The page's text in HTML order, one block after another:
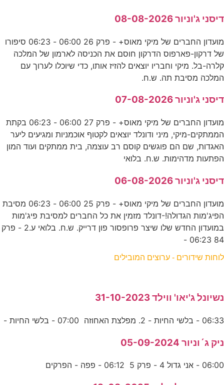
דיסני ג'וניור 08-08-2026
מועדון החברים של מיקי מאוס+ - פרק 26 06:00 - 06:23 סיפורו
של דרקון-פארפוס הדרקון חוסם את הכניסה לארמון של המלכה
קלרה-בל. מיקי וחבריו יוצאים להזיז אותו, כדי שיוכלו לערוך עם
המלכה מסיבת תה. ש.ח.
דיסני ג'וניור 07-08-2026
מועדון החברים של מיקי מאוס+ - פרק 27 06:00 - 06:23 בקתת
הממתקים-מיקי, מיני ודונלד יוצאים לקטוף אוכמניות ומגיעים ליער
האגדות, שם הם פוגשים קוסם רב עוצמה, בית ממתקים ועוד המון
הפתעות מדהימות. ש.ח. בלואי
דיסני ג'וניור 06-08-2026
מועדון החברים של מיקי מאוס+ - פרק 25 06:00 - 06:23 מסיבת
הפיג'מות הגדולה!-דונלד מזמין את כל החברים למסיבת פיג'מות
במועדון החדש שלו שיצר פרופסור פון דרייק. ש.ח. בלואי ע.2 - פרק
84 06:23 -
לוחות שידורים - ערוצים המובילים
נשיונל ג'יאו' ווילד 31-10-2023
06:33 - בלשי החיות - 2. מפלצת האחוזה 07:00 - בלשי החיות -
ניק ג´וניור 05-09-2024
06:00 - אני גדול 4 - פרק 5 06:12 - פפה - הפרקים